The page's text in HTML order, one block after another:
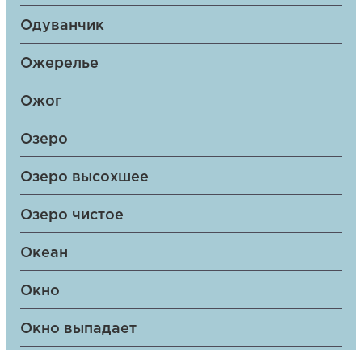
Одуванчик
Ожерелье
Ожог
Озеро
Озеро высохшее
Озеро чистое
Океан
Окно
Окно выпадает